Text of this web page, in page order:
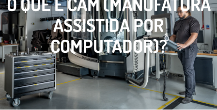
ASSISTIDA POR
COMPUTADOR)?